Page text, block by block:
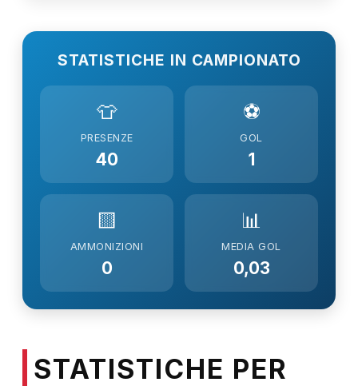
STATISTICHE IN CAMPIONATO
👕
PRESENZE
40
⚽
GOL
1
🟨
AMMONIZIONI
0
📊
MEDIA GOL
0,03
STATISTICHE PER